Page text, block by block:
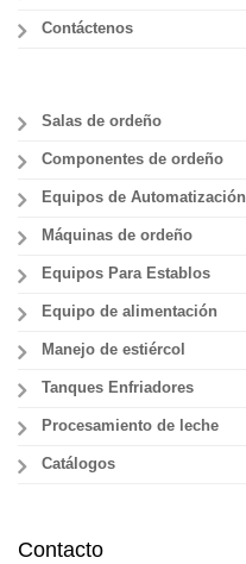
Contáctenos
Salas de ordeño
Componentes de ordeño
Equipos de Automatización
Máquinas de ordeño
Equipos Para Establos
Equipo de alimentación
Manejo de estiércol
Tanques Enfriadores
Procesamiento de leche
Catálogos
Contacto